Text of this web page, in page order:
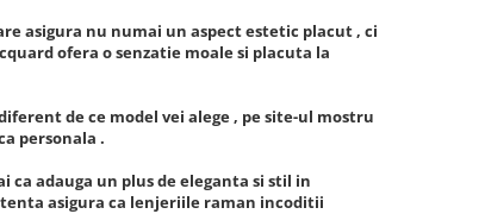
asigura nu numai un aspect estetic placut , ci
ofera o senzatie moale si placuta la
de ce model vei alege , pe site-ul mostru
personala .
adauga un plus de eleganta si stil in
asigura ca lenjeriile raman incoditii